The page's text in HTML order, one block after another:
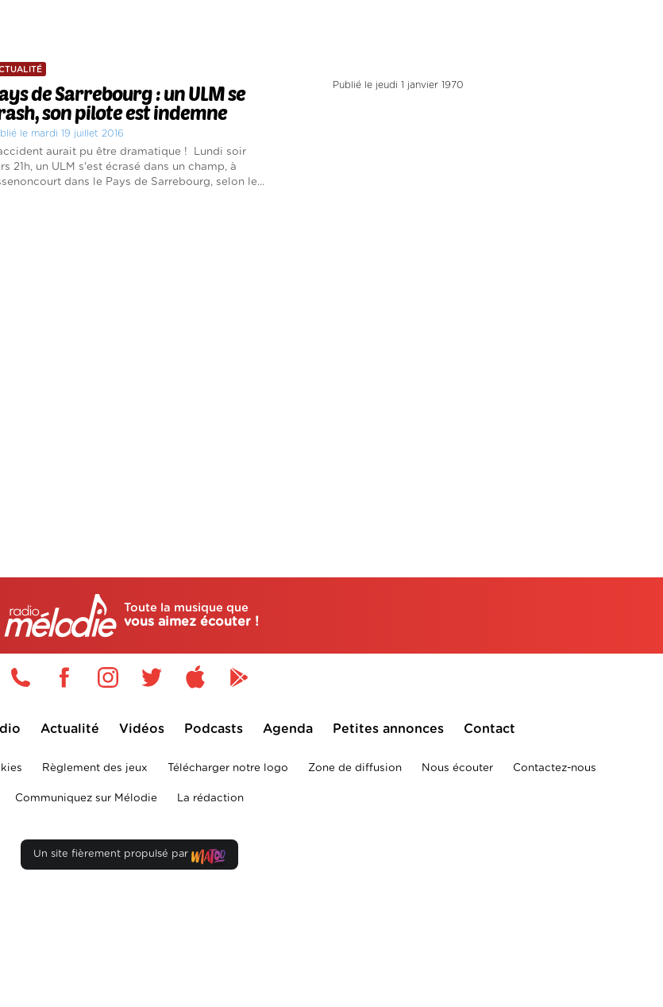
de Sarrebourg : un ULM se
son pilote est indemne
le mardi 19 juillet 2016
aurait pu être dramatique ! Lundi soir
21h, un ULM s'est écrasé dans un champ, à
dans le Pays de Sarrebourg, selon le...
Publié le jeudi 1 janvier 1970
Toute la musique que
vous aimez écouter !
Actualité Vidéos Podcasts Agenda Petites annonces Contact
Règlement des jeux Télécharger notre logo Zone de diffusion Nous écouter Contactez-nous
Communiquez sur Mélodie La rédaction
Un site fièrement propulsé par